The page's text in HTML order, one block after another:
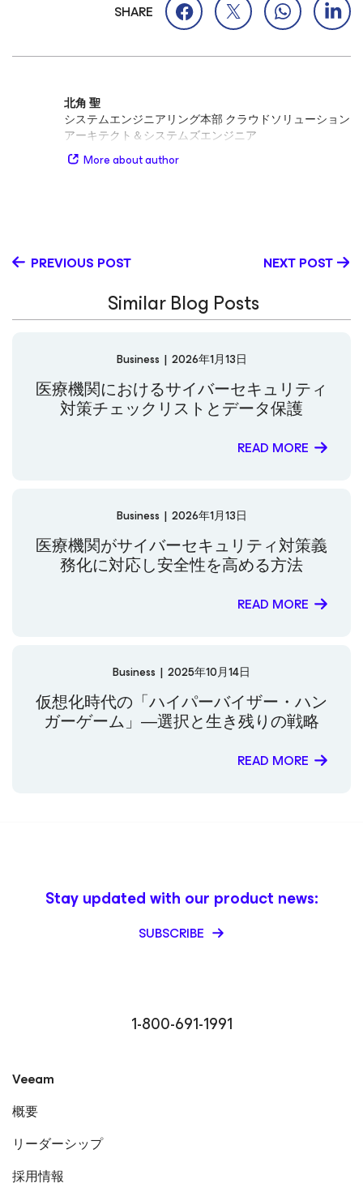
SHARE
北角 聖
システムエンジニアリング本部 クラウドソリューション
アーキテクト＆システムズエンジニア
More about author
PREVIOUS POST NEXT POST
Similar Blog Posts
Business | 2026年1月13日
医療機関におけるサイバーセキュリティ
対策チェックリストとデータ保護
READ MORE
Business | 2026年1月13日
医療機関がサイバーセキュリティ対策義
務化に対応し安全性を高める方法
READ MORE
Business | 2025年10月14日
仮想化時代の「ハイパーバイザー・ハン
ガーゲーム」―選択と生き残りの戦略
READ MORE
1-800-691-1991
Stay updated with our product news:
SUBSCRIBE
Veeam
概要
リーダーシップ
採用情報